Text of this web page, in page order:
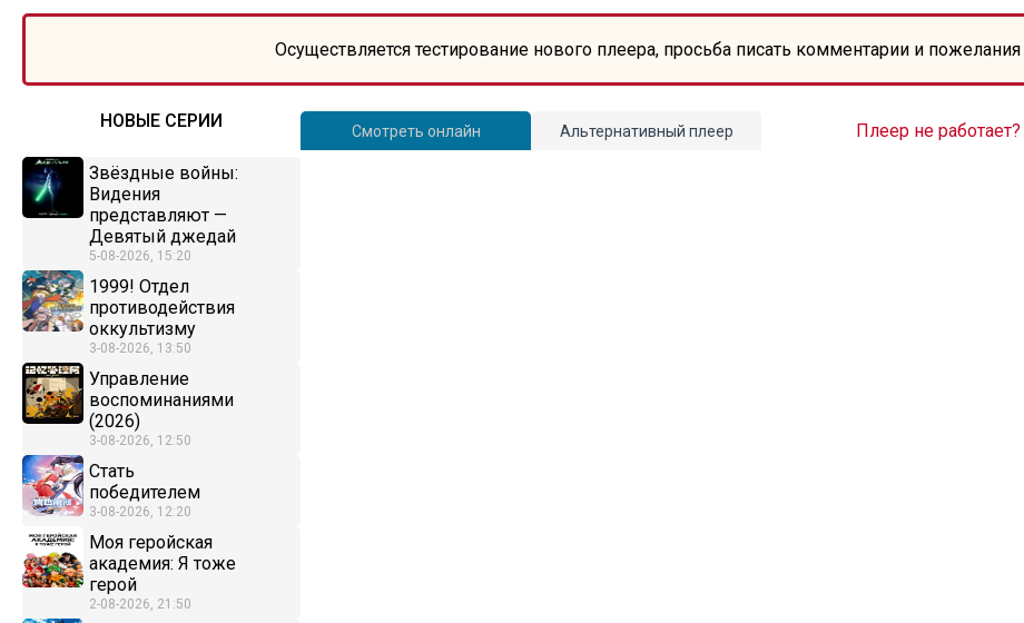
Осуществляется тестирование нового плеера, просьба писать комментарии и
НОВЫЕ СЕРИИ
Звёздные войны:
Видения
представляют —
Девятый джедай
5-08-2026, 15:20
1999! Отдел
противодействия
оккультизму
3-08-2026, 13:50
Управление
воспоминаниями
(2026)
3-08-2026, 12:50
Стать
победителем
3-08-2026, 12:20
Моя геройская
академия: Я тоже
герой
2-08-2026, 21:50
Смотреть онлайн Альтернативный плеер Плеер не работает?